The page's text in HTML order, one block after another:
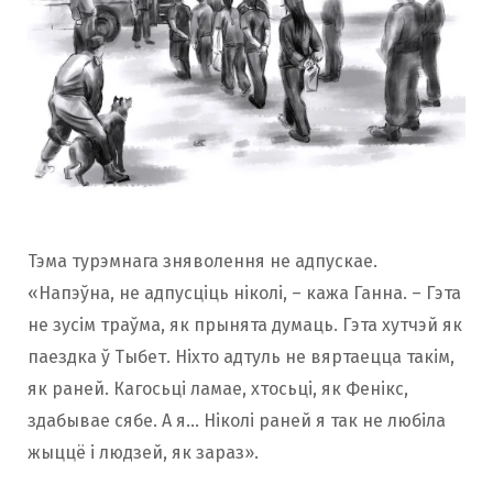
Тэма турэмнага зняволення не адпускае.
«Напэўна, не адпусціць ніколі, – кажа Ганна. – Гэта
не зусім траўма, як прынята думаць. Гэта хутчэй як
паездка ў Тыбет. Ніхто адтуль не вяртаецца такім,
як раней. Кагосьці ламае, хтосьці, як Фенікс,
здабывае сябе. А я… Ніколі раней я так не любіла
жыццё і людзей, як зараз».